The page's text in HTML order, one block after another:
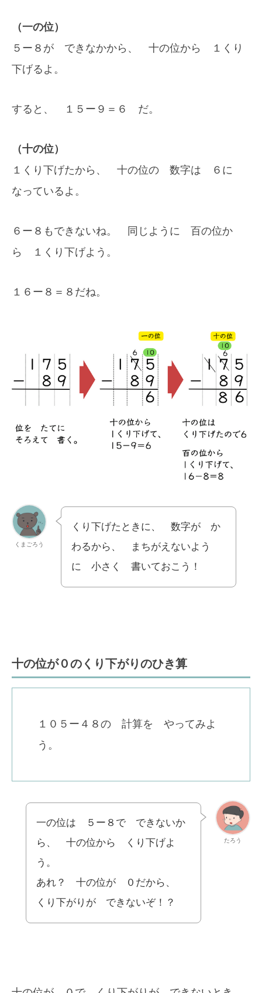
（一の位）
５ー８が できなかから、 十の位から １くり
下げるよ。
すると、 １５ー９＝６ だ。
（十の位）
１くり下げたから、 十の位の 数字は ６に
なっているよ。
６ー８もできないね。 同じように 百の位か
ら １くり下げよう。
１６ー８＝８だね。
くまごろう
くり下げたときに、 数字が か
わるから、 まちがえないよう
に 小さく 書いておこう！
十の位が０のくり下がりのひき算
１０５ー４８の 計算を やってみよ
う。
たろう
一の位は ５ー８で できないか
ら、 十の位から くり下げよ
う。
あれ？ 十の位が ０だから、
くり下がりが できないぞ！？